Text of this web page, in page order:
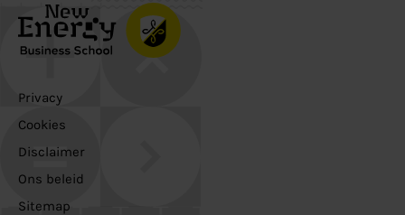
Privacy
Cookies
Disclaimer
Ons beleid
Sitemap